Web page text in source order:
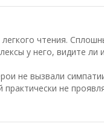
чтения.
у него, видите ли
не вызвали
не